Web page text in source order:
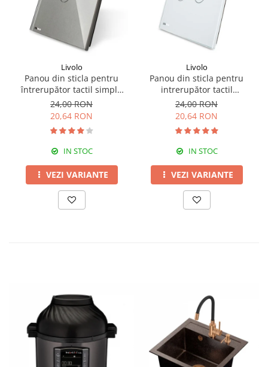
Livolo
Panou din sticla pentru
întrerupător tactil simplu
Livolo
24,00 RON
20,64 RON
IN STOC
VEZI VARIANTE
Livolo
Panou din sticla pentru
intrerupător tactil
dublu,Livolo
24,00 RON
20,64 RON
IN STOC
VEZI VARIANTE